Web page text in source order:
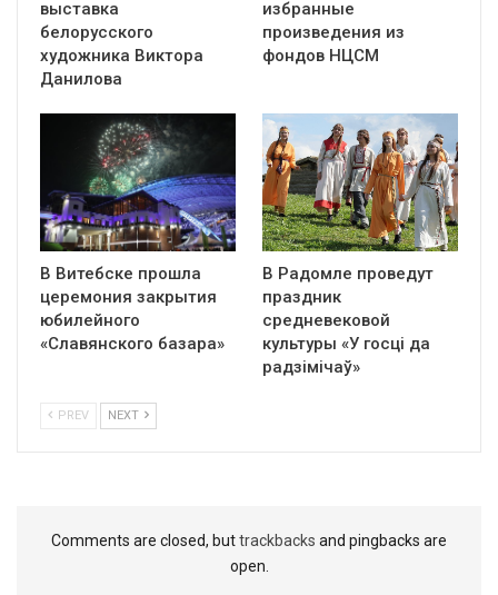
выставка
белорусского
художника Виктора
Данилова
избранные
произведения из
фондов НЦСМ
В Витебске прошла
церемония закрытия
юбилейного
«Славянского базара»
В Радомле проведут
праздник
средневековой
культуры «У госці да
радзімічаў»
PREV NEXT
Comments are closed, buttrackbacks and pingbacks are
open.